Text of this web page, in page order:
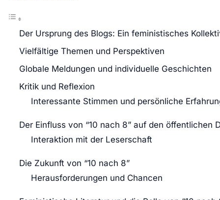
Der Ursprung des Blogs: Ein feministisches
Vielfältige Themen und Perspektiven
Globale Meldungen und individuelle Geschichten
Kritik und Reflexion
Interessante Stimmen und persönliche
Der Einfluss von “10 nach 8” auf den öffentlichen
Interaktion mit der Leserschaft
Die Zukunft von “10 nach 8”
Herausforderungen und Chancen